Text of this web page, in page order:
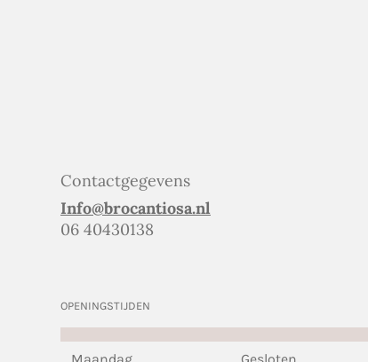
Contactgegevens
Info@brocantiosa.nl
06 40430138
OPENINGSTIJDEN
Maandag Gesloten